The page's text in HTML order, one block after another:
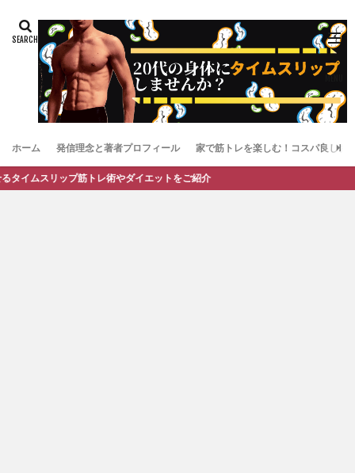
ホーム 発信理念と著者プロフィール 家で筋トレを楽しむ！コスパ良しお
筋トレ術やダイエットをご紹介